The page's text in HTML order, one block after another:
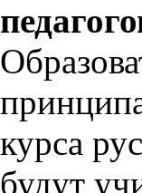
курса
будут